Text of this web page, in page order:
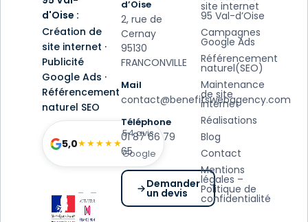
d'Oise :
Création de
site internet ·
Publicité
Google Ads ·
Référencement
naturel SEO
5,0★★★★★
54 avis
Google
d’Oise
2, rue de
Cernay
95130
FRANCONVILLE
Mail
contact@benefitswebagency.com
Téléphone
01 87 66 79
65
Demander
un devis
site internet
95 Val-d’Oise
Campagnes
Google Ads
Référencement
naturel(SEO)
Maintenance
de site
internet
Réalisations
Blog
Contact
Mentions
légales –
Politique de
confidentialité